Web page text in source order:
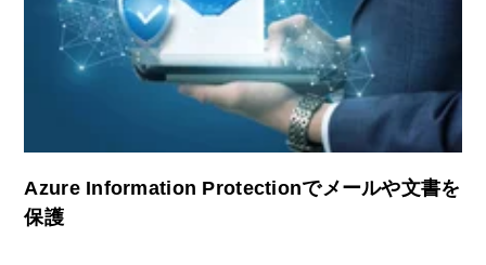
Azure Information Protectionでメールや文書を
保護